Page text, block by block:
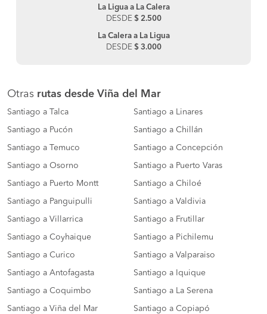
La Ligua a La Calera
DESDE $ 2.500
La Calera a La Ligua
DESDE $ 3.000
Otras rutas desde Viña del Mar
Santiago a Talca Santiago a Linares
Santiago a Pucón Santiago a Chillán
Santiago a Temuco Santiago a Concepción
Santiago a Osorno Santiago a Puerto Varas
Santiago a Puerto Montt Santiago a Chiloé
Santiago a Panguipulli Santiago a Valdivia
Santiago a Villarrica Santiago a Frutillar
Santiago a Coyhaique Santiago a Pichilemu
Santiago a Curico Santiago a Valparaiso
Santiago a Antofagasta Santiago a Iquique
Santiago a Coquimbo Santiago a La Serena
Santiago a Viña del Mar Santiago a Copiapó